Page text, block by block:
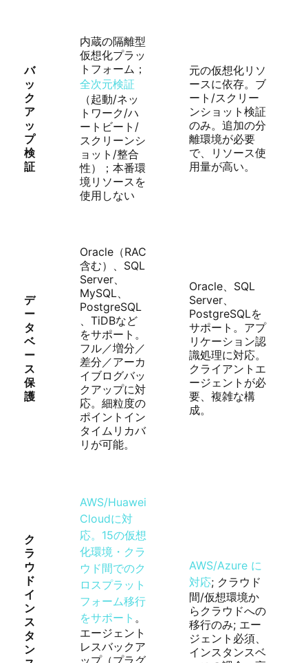
バ
ッ
ク
ア
ッ
プ
検
証
内蔵の隔離型
仮想化プラッ
トフォーム；
全次元検証
（起動/ネッ
トワーク/ハ
ートビート/
スクリーンシ
ョット/整合
性）；本番環
境リソースを
使用しない
元の仮想化リソ
ースに依存。ブ
ート/スクリー
ンショット検証
のみ。追加の分
離環境が必要
で、リソース使
用量が高い。
デ
ー
タ
ベ
ー
ス
保
護
Oracle（RAC
含む）、SQL
Server、
MySQL、
PostgreSQL
、TiDBなど
をサポート。
フル／増分／
差分／アーカ
イブログバッ
クアップに対
応。細粒度の
ポイントイン
タイムリカバ
リが可能。
Oracle、SQL
Server、
PostgreSQLを
サポート。アプ
リケーション認
識処理に対応。
クライアントエ
ージェントが必
要、複雑な構
成。
ク
ラ
ウ
ド
イ
ン
ス
タ
ン
AWS/Huawei
Cloudに対
応。15の仮想
化環境・クラ
ウド間でのク
ロスプラット
フォーム移行
をサポート 。
エージェント
レスバックア
AWS/Azure に
対応; クラウド
間/仮想環境か
らクラウドへの
移行のみ; エー
ジェント必須、
インスタンスベ